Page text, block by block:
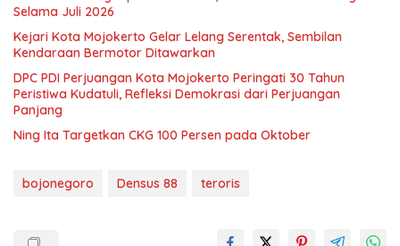
Selama Juli 2026
Kejari Kota Mojokerto Gelar Lelang Serentak, Sembilan
Kendaraan Bermotor Ditawarkan
DPC PDI Perjuangan Kota Mojokerto Peringati 30 Tahun
Peristiwa Kudatuli, Refleksi Demokrasi dari Perjuangan
Panjang
Ning Ita Targetkan CKG 100 Persen pada Oktober
bojonegoro Densus 88 teroris